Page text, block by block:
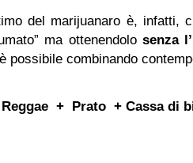
del marijuanaro è, infatti,
ma ottenendolo senza
possibile combinando
+ Prato + Cassa di